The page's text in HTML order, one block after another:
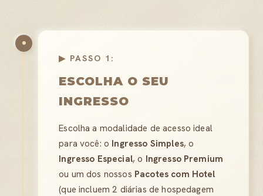
▶ PASSO 1:
ESCOLHA O SEU
INGRESSO
Escolha a modalidade de acesso ideal
para você: o Ingresso Simples, o
Ingresso Especial, o Ingresso Premium
ou um dos nossos Pacotes com Hotel
(que incluem 2 diárias de hospedagem